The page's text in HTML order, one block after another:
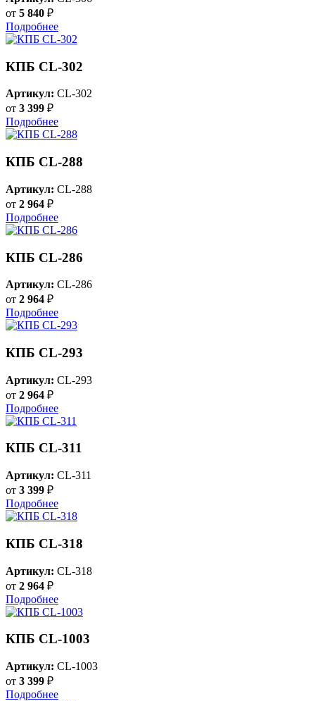
от 5 840 ₽
Подробнее
КПБ CL-302
Артикул: CL-302
от 3 399 ₽
Подробнее
КПБ CL-288
Артикул: CL-288
от 2 964 ₽
Подробнее
КПБ CL-286
Артикул: CL-286
от 2 964 ₽
Подробнее
КПБ CL-293
Артикул: CL-293
от 2 964 ₽
Подробнее
КПБ CL-311
Артикул: CL-311
от 3 399 ₽
Подробнее
КПБ CL-318
Артикул: CL-318
от 2 964 ₽
Подробнее
КПБ CL-1003
Артикул: CL-1003
от 3 399 ₽
Подробнее